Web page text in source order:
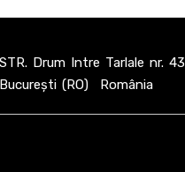
STR. Drum Intre Tarlale nr. 43
București (RO)
România